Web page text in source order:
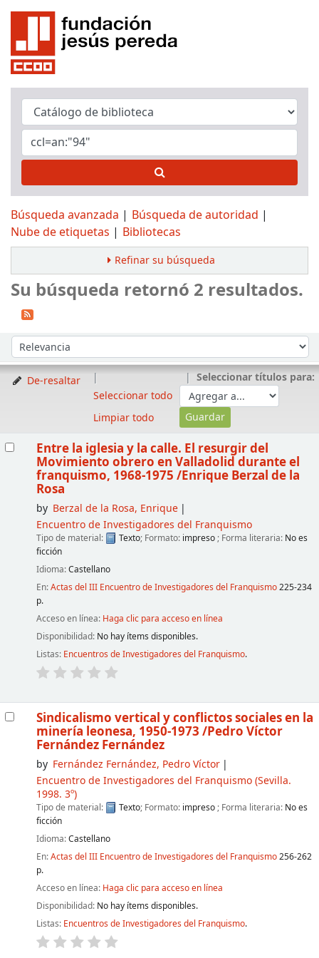
Búsqueda avanzada
Búsqueda de autoridad
Nube de etiquetas
Bibliotecas
Refinar su búsqueda
Su búsqueda retornó 2 resultados.
Ordenar por:
De-resaltar
Seleccionar todo
Limpiar todo
Seleccionar títulos para:
Entre la iglesia y la calle. El resurgir del
Movimiento obrero en Valladolid durante el
franquismo, 1968-1975 /Enrique Berzal de la
Rosa
by Berzal de la Rosa, Enrique
Encuentro de Investigadores del Franquismo
Tipo de material: Texto; Formato: impreso ; Forma literaria: No es
ficción
Idioma:Castellano
En:Actas del III Encuentro de Investigadores del Franquismo225-234
p.
Acceso en línea: Haga clic para acceso en línea
Disponibilidad: No hay ítems disponibles.
Listas: Encuentros de Investigadores del Franquismo.
Sindicalismo vertical y conflictos sociales en la
minería leonesa, 1950-1973 /Pedro Víctor
Fernández Fernández
by Fernández Fernández, Pedro Víctor
Encuentro de Investigadores del Franquismo(Sevilla.
1998. 3º)
Tipo de material: Texto; Formato: impreso ; Forma literaria: No es
ficción
Idioma:Castellano
En:Actas del III Encuentro de Investigadores del Franquismo256-262
p.
Acceso en línea: Haga clic para acceso en línea
Disponibilidad: No hay ítems disponibles.
Listas: Encuentros de Investigadores del Franquismo.